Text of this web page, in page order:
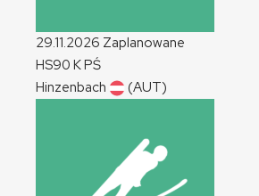
29.11.2026 Zaplanowane
HS90 KPŚ
Hinzenbach
(AUT)